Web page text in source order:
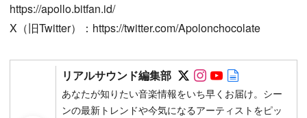
https://apollo.bitfan.id/
X（旧Twitter）：https://twitter.com/Apolonchocolate
リアルサウンド編集部 Follow on SNS
Follow on SNS
Follow on
あなたが知りたい音楽情報をいち早くお届け。シー
ンの最新トレンドや今気になるアーティストをピッ